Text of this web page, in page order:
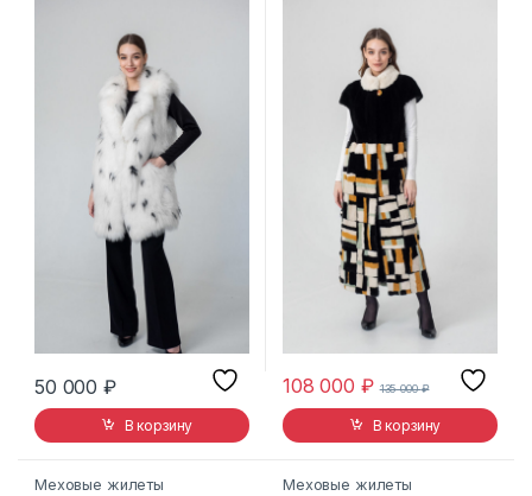
50 000₽
В корзину
108 000 ₽ 135 000₽
В корзину
Меховые жилеты
Меховые жилеты